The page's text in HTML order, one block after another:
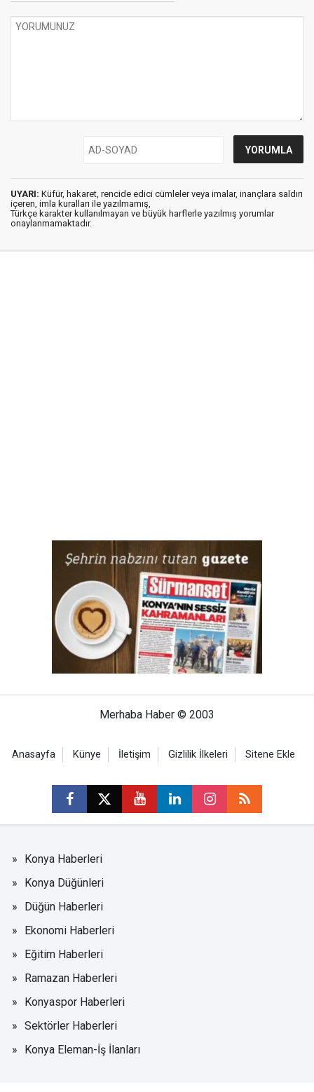
UYARI: Küfür, hakaret, rencide edici cümleler veya imalar, inançlara saldırı
içeren, imla kuralları ile yazılmamış,
Türkçe karakter kullanılmayan ve büyük harflerle yazılmış yorumlar
onaylanmamaktadır.
Merhaba Haber © 2003
Anasayfa Künye İletişim Gizlilik İlkeleri Sitene Ekle
Konya Haberleri
Konya Düğünleri
Düğün Haberleri
Ekonomi Haberleri
Eğitim Haberleri
Ramazan Haberleri
Konyaspor Haberleri
Sektörler Haberleri
Konya Eleman-İş İlanları